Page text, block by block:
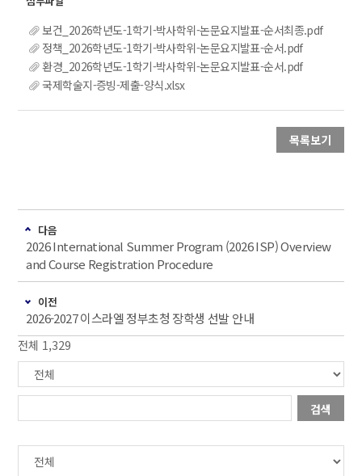
보건_2026학년도-1학기-박사학위-논문요지발표-순서최종.pdf
정책_2026학년도-1학기-박사학위-논문요지발표-순서.pdf
환경_2026학년도-1학기-박사학위-논문요지발표-순서.pdf
국제학술지-증빙-제출-양식.xlsx
목록보기
다음
2026 International Summer Program (2026 ISP) Overview
and Course Registration Procedure
이전
2026-2027 이스라엘 정부초청 장학생 선발 안내
전체 1,329
검색